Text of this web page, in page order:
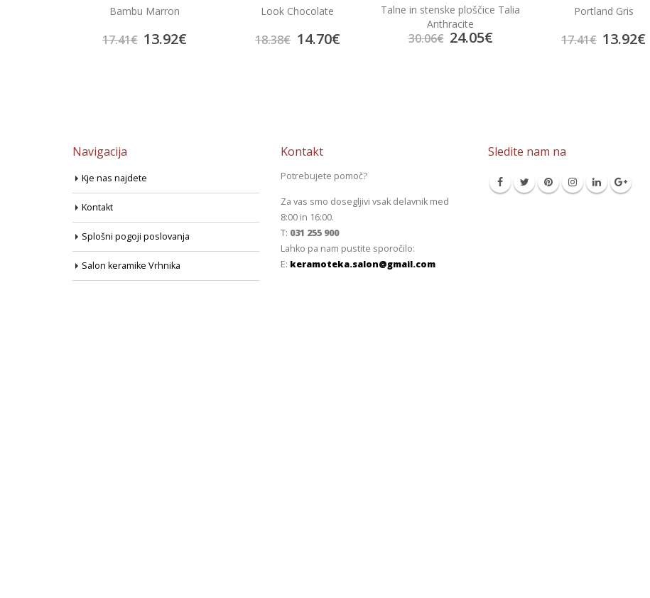
Bambu Marron
17.41€ 13.92€
Look Chocolate
18.38€ 14.70€
Talne in stenske ploščice Talia
Anthracite
30.06€ 24.05€
Portland Gris
17.41€ 13.92€
Navigacija
Kje nas najdete
Kontakt
Splošni pogoji poslovanja
Salon keramike Vrhnika
Kontakt
Potrebujete pomoč?
Za vas smo dosegljivi vsak delavnik med
8:00 in 16:00.
T: 031 255 900
Lahko pa nam pustite sporočilo:
E: keramoteka.salon@gmail.com
Sledite nam na